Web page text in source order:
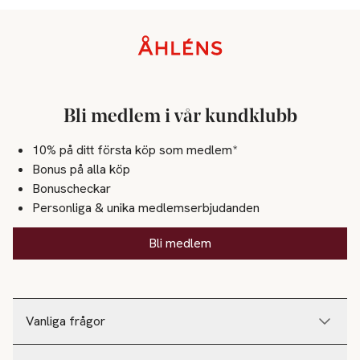
Vanliga frågor
Bli medlem i vår kundklubb
10% på ditt första köp som medlem*
Bonus på alla köp
Bonuscheckar
Personliga & unika medlemserbjudanden
Bli medlem